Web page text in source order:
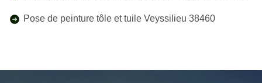
Pose de peinture tôle et tuile Veyssilieu 38460